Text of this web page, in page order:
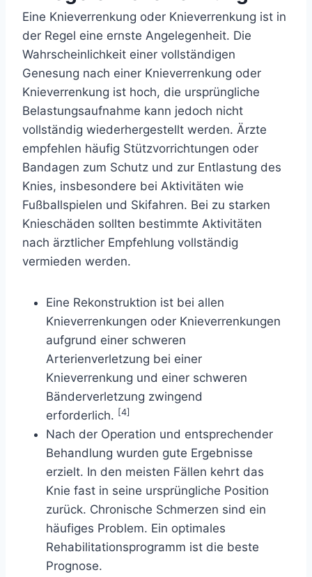
Eine Knieverrenkung oder Knieverrenkung ist in
der Regel eine ernste Angelegenheit. Die
Wahrscheinlichkeit einer vollständigen
Genesung nach einer Knieverrenkung oder
Knieverrenkung ist hoch, die ursprüngliche
Belastungsaufnahme kann jedoch nicht
vollständig wiederhergestellt werden. Ärzte
empfehlen häufig Stützvorrichtungen oder
Bandagen zum Schutz und zur Entlastung des
Knies, insbesondere bei Aktivitäten wie
Fußballspielen und Skifahren. Bei zu starken
Knieschäden sollten bestimmte Aktivitäten
nach ärztlicher Empfehlung vollständig
vermieden werden.
Eine Rekonstruktion ist bei allen
Knieverrenkungen oder Knieverrenkungen
aufgrund einer schweren
Arterienverletzung bei einer
Knieverrenkung und einer schweren
Bänderverletzung zwingend
erforderlich. [4]
Nach der Operation und entsprechender
Behandlung wurden gute Ergebnisse
erzielt. In den meisten Fällen kehrt das
Knie fast in seine ursprüngliche Position
zurück. Chronische Schmerzen sind ein
häufiges Problem. Ein optimales
Rehabilitationsprogramm ist die beste
Prognose.